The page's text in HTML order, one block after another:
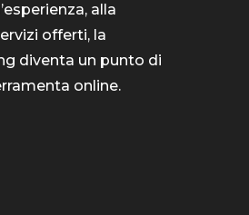
alla
offerti, la
diventa un punto di
online.